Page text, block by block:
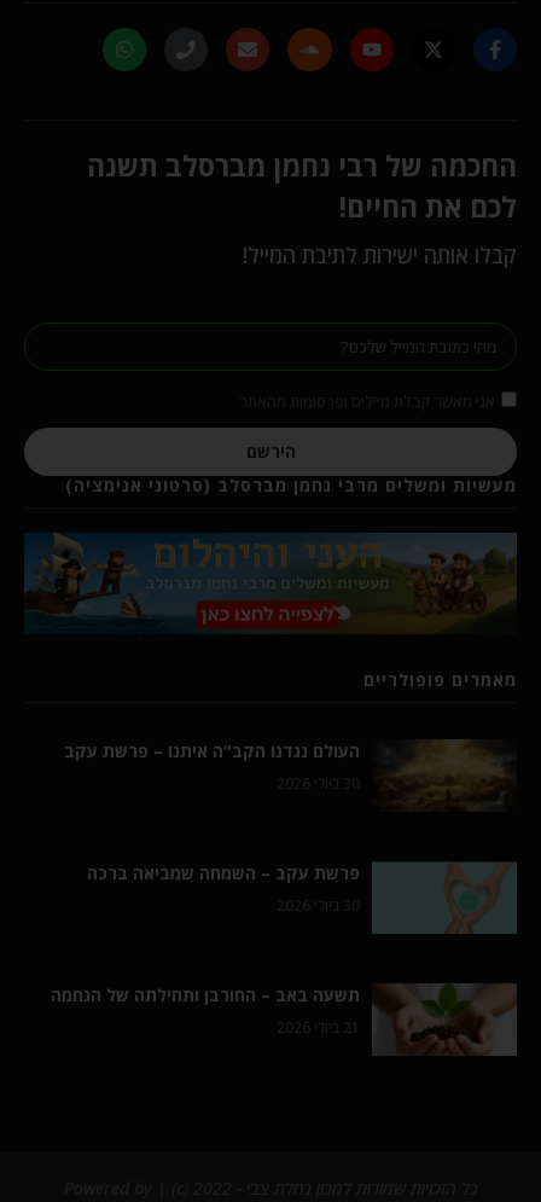
החכמה של רבי נחמן מברסלב תשנה
לכם את החיים!
קבלו אותה ישירות לתיבת המייל!
הירשם
מעשיות ומשלים מרבי נחמן מברסלב (סרטוני אנימציה)
מאמרים פופולריים
העולם נגדנו הקב"ה איתנו – פרשת עקב
30 ביולי 2026
פרשת עקב – השמחה שמביאה ברכה
30 ביולי 2026
תשעה באב – החורבן ותחילתה של הנחמה
21 ביולי 2026